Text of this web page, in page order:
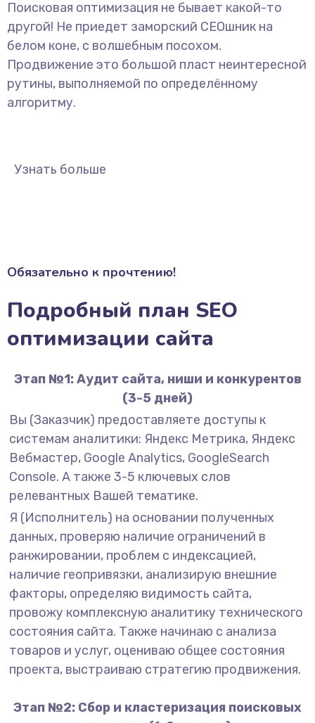
Поисковая оптимизация не бывает какой-то
другой! Не приедет заморский СЕОшник на
белом коне, с волшебным посохом.
Продвижение это большой пласт неинтересной
рутины, выполняемой по определённому
алгоритму.
Узнать больше
Обязательно к прочтению!
Подробный план SEO
оптимизации сайта
Этап №1: Аудит сайта, ниши и конкурентов
(3-5 дней)
Вы (Заказчик) предоставляете доступы к
системам аналитики: Яндекс Метрика, Яндекс
Вебмастер, Google Analytics, GoogleSearch
Console. А также 3-5 ключевых слов
релевантных Вашей тематике.
Я (Исполнитель) на основании полученных
данных, проверяю наличие ограничений в
ранжировании, проблем с индексацией,
наличие геопривязки, анализирую внешние
факторы, определяю видимость сайта,
провожу комплексную аналитику технического
состояния сайта. Также начинаю с анализа
товаров и услуг, оцениваю общее состояния
проекта, выстраиваю стратегию продвижения.
Этап №2: Сбор и кластеризация поисковых